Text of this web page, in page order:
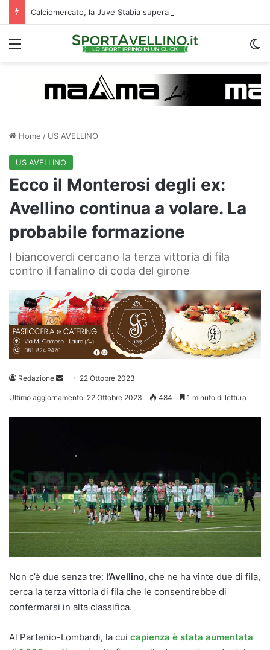
Menu
Home / US AVELLINO
US AVELLINO
Ecco il Monterosi degli ex:
Avellino continua a volare. La
probabile formazione
I biancoverdi cercano la terza vittoria di fila
contro il fanalino di coda del girone
Redazione
Invia 22 Ottobre 2023
Ultimo aggiornamento: 22 Ottobre 2023 484 1 minuto di lettura
Non c’è due senza tre: l’Avellino, che ne ha vinte due di fila,
cerca la terza vittoria di fila che le consentirebbe di
confermarsi in alta classifica.
Al Partenio-Lombardi, la cui capienza è stata aumentata